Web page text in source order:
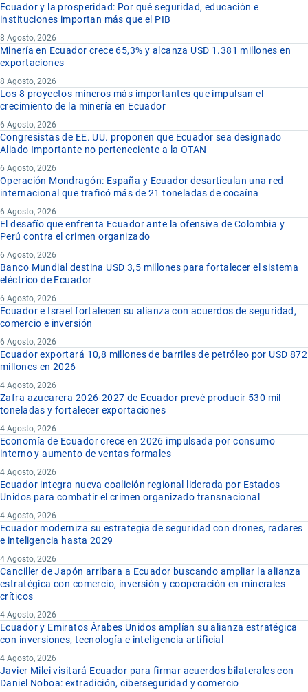
Ecuador y la prosperidad: Por qué seguridad, educación e
instituciones importan más que el PIB
8 Agosto, 2026
Minería en Ecuador crece 65,3% y alcanza USD 1.381 millones en
exportaciones
8 Agosto, 2026
Los 8 proyectos mineros más importantes que impulsan el
crecimiento de la minería en Ecuador
6 Agosto, 2026
Congresistas de EE. UU. proponen que Ecuador sea designado
Aliado Importante no perteneciente a la OTAN
6 Agosto, 2026
Operación Mondragón: España y Ecuador desarticulan una red
internacional que traficó más de 21 toneladas de cocaína
6 Agosto, 2026
El desafío que enfrenta Ecuador ante la ofensiva de Colombia y
Perú contra el crimen organizado
6 Agosto, 2026
Banco Mundial destina USD 3,5 millones para fortalecer el sistema
eléctrico de Ecuador
6 Agosto, 2026
Ecuador e Israel fortalecen su alianza con acuerdos de seguridad,
comercio e inversión
6 Agosto, 2026
Ecuador exportará 10,8 millones de barriles de petróleo por USD 872
millones en 2026
4 Agosto, 2026
Zafra azucarera 2026-2027 de Ecuador prevé producir 530 mil
toneladas y fortalecer exportaciones
4 Agosto, 2026
Economía de Ecuador crece en 2026 impulsada por consumo
interno y aumento de ventas formales
4 Agosto, 2026
Ecuador integra nueva coalición regional liderada por Estados
Unidos para combatir el crimen organizado transnacional
4 Agosto, 2026
Ecuador moderniza su estrategia de seguridad con drones, radares
e inteligencia hasta 2029
4 Agosto, 2026
Canciller de Japón arribara a Ecuador buscando ampliar la alianza
estratégica con comercio, inversión y cooperación en minerales
críticos
4 Agosto, 2026
Ecuador y Emiratos Árabes Unidos amplían su alianza estratégica
con inversiones, tecnología e inteligencia artificial
4 Agosto, 2026
Javier Milei visitará Ecuador para firmar acuerdos bilaterales con
Daniel Noboa: extradición, ciberseguridad y comercio